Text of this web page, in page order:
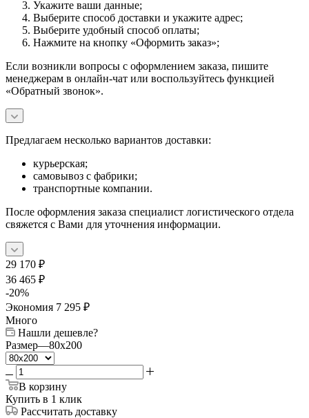
Укажите ваши данные;
Выберите способ доставки и укажите адрес;
Выберите удобный способ оплаты;
Нажмите на кнопку «Оформить заказ»;
Если возникли вопросы с оформлением заказа, пишите
менеджерам в онлайн-чат или воспользуйтесь функцией
«Обратный звонок».
Предлагаем несколько вариантов доставки:
курьерская;
самовывоз с фабрики;
транспортные компании.
После оформления заказа специалист логистического отдела
свяжется с Вами для уточнения информации.
29 170 ₽
36 465 ₽
-20%
Экономия 7 295 ₽
Много
Нашли дешевле?
Размер—80x200
В корзину
Купить в 1 клик
Рассчитать доставку